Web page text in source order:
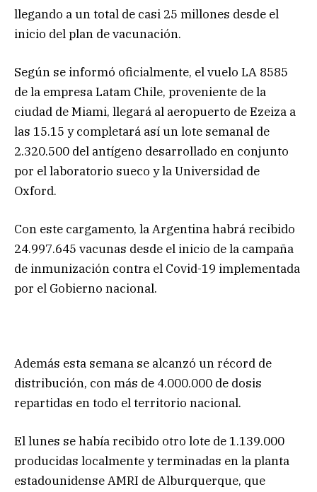
llegando a un total de casi 25 millones desde el
inicio del plan de vacunación.
Según se informó oficialmente, el vuelo LA 8585
de la empresa Latam Chile, proveniente de la
ciudad de Miami, llegará al aeropuerto de Ezeiza a
las 15.15 y completará así un lote semanal de
2.320.500 del antígeno desarrollado en conjunto
por el laboratorio sueco y la Universidad de
Oxford.
Con este cargamento, la Argentina habrá recibido
24.997.645 vacunas desde el inicio de la campaña
de inmunización contra el Covid-19 implementada
por el Gobierno nacional.
Además esta semana se alcanzó un récord de
distribución, con más de 4.000.000 de dosis
repartidas en todo el territorio nacional.
El lunes se había recibido otro lote de 1.139.000
producidas localmente y terminadas en la planta
estadounidense AMRI de Alburquerque, que